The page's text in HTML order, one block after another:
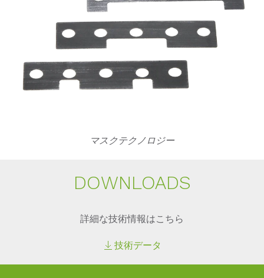
マスクテクノロジー
DOWN­LOADS
詳細な技術情報はこちら
技術データ